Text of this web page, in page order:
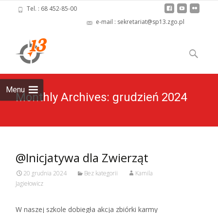
Tel. : 68 452-85-00
e-mail : sekretariat@sp13.zgo.pl
Menu
to
content
Szukaj:
Monthly Archives: grudzień 2024
@Inicjatywa dla Zwierząt
20 grudnia 2024 Bez kategorii
Kamila
Jagiełowicz
W naszej szkole dobiegła akcja zbiórki karmy